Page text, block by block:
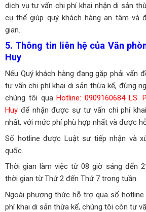
dịch vụ tư vấn chi phí khai nhận di sản
cụ thể giúp quý khách hàng an tâm và
gian.
5. Thông tin liên hệ của Văn
Huy
Nếu Quý khách hàng đang gặp phải vấn
tư vấn chi phí khai di sản thừa kế, đừng
chúng tôi qua Hotline: 0909160684 LS.
Huy để nhận được sự tư vấn chi phí
nhất, với mức phí phù hợp nhất và được
Số hotline được Luật sư tiếp nhận và
quốc.
Thời gian làm việc từ 08 giờ sáng đến
thời gian từ Thứ 2 đến Thứ 7 trong tuần.
Ngoài phương thức hỗ trợ qua số
phí khai di sản thừa kế, chúng tôi còn tư